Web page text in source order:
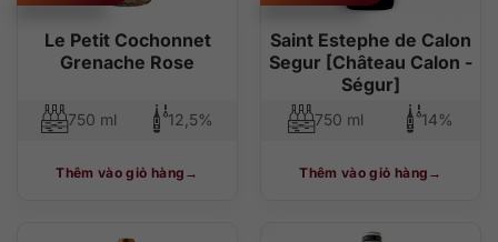
Le Petit Cochonnet
Grenache Rose
750 ml 12,5%
Thêm vào giỏ hàng
Saint Estephe de Calon
Segur [Château Calon -
Ségur]
750 ml 14%
Thêm vào giỏ hàng